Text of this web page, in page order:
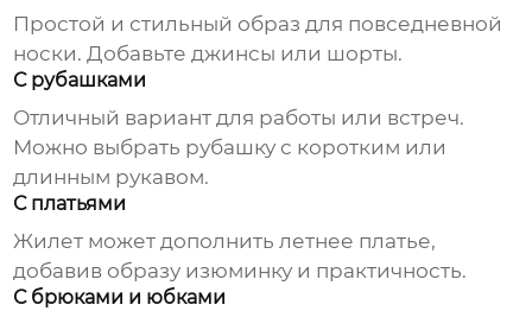
Простой и стильный образ для повседневной
носки. Добавьте джинсы или шорты.
С рубашками
Отличный вариант для работы или встреч.
Можно выбрать рубашку с коротким или
длинным рукавом.
С платьями
Жилет может дополнить летнее платье,
добавив образу изюминку и практичность.
С брюками и юбками